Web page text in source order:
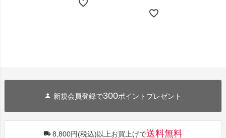
新規会員登録で300ポイントプレゼント
8,800円(税込)以上お買上げで送料無料